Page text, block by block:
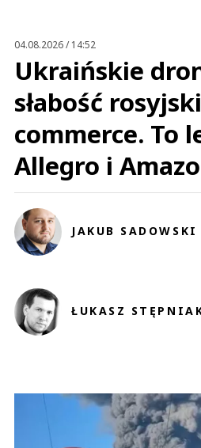
04.08.2026 / 14:52
Ukraińskie
słabość
commerce. To
Allegro i
JAKUB SADOWSKI
ŁUKASZ